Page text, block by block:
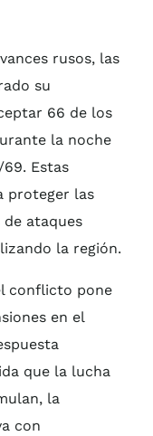
rusos, las
su
66 de los
la noche
Estas
proteger las
ataques
la región.
conflicto pone
en el
que la lucha
la
con